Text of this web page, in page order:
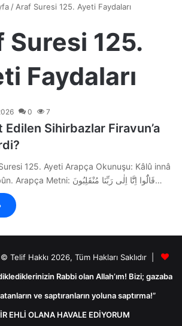
/ Araf Suresi 125. Ayeti Faydaları
Suresi 125.
Faydaları
0 7
Sihirbazlar Firavun’a
Suresi 125. Ayeti Arapça Okunuşu: Kâlû innâ
ilâ rabbinâ munkalibûn. Arapça Metni: قَالُٓوا اِنَّٓا اِلٰى رَبِّنَا مُنْقَلِبُونَ…
Telif Hakkı 2026, Tüm Hakları Saklıdır |
Rabbi olan Allah’ım! Bizi; gazaba
ve saptıranların yoluna saptırma!”
EHLİ OLANA HAVALE EDİYORUM